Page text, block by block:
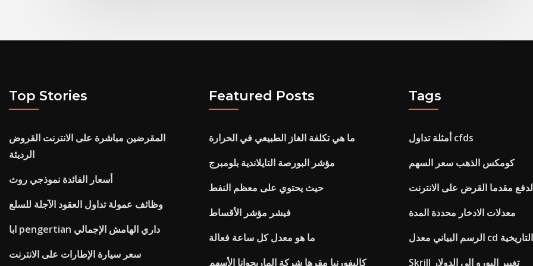
Top Stories
المقرضين مباشرة على الانترنت القروض
الرديئة
أسعار الفائدة نموذجي روث
وظائف عمولة تداول العقود الآجلة للسلع
ابا pengertian داري الهامش الإجمالي
سعر سيارة الإطارات على الانترنت
Featured Posts
ما هي تكلفة الغاز الطبيعي في الحرارة
مؤشر البورصة التايلاندية بلومبرج
حيث يحتوي على معظم النفط
فيشر مؤشر الأقساط
ما هو معدل كل ساعة فعالة
كاليفورنيا مقرها شركة الماريجوانا الأسهم
Tags
أمثلة تداول cfds
كومكس الذهب سعر السهم
مقدما القرض على الانترنت
معدلات الادخار محددة المدة
الرسم البياني معدل cd التاريخية
Skrill تغيير اليورو إلى الدولار